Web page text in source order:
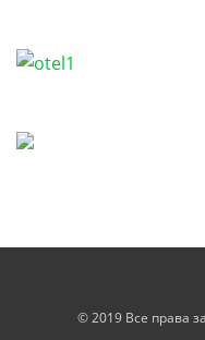
© 2019 Все права